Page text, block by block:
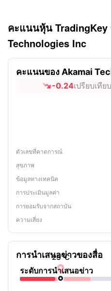
คะแนนหุ้น TradingKey
Technologies Inc
คะแนนของ Akamai
-0.24เปรียบเที
ตัวเลขที่คาดการณ์
สุขภาพ
ข้อมูลทางเทคนิค
การประเมินมูลค่า
การยอมรับจากสถาบัน
ความเสี่ยง
การนำเสนอข่าวของสื่อ
ระดับการนำเสนอข่าว
23°C
